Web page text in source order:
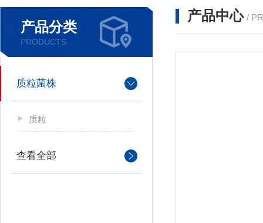
产品分类
PRODUCTS
质粒菌株
质粒
查看全部
产品中心 /